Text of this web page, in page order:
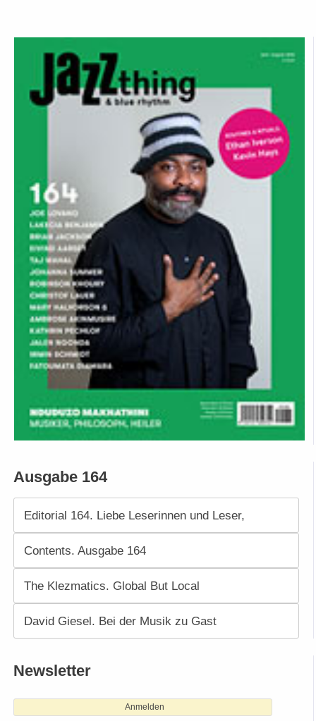
Ausgabe 164
Editorial 164. Liebe Leserinnen und Leser,
Contents. Ausgabe 164
The Klezmatics. Global But Local
David Giesel. Bei der Musik zu Gast
Newsletter
Anmelden